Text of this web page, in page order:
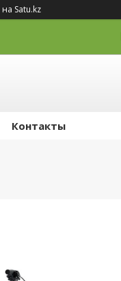
на Satu.kz
Контакты